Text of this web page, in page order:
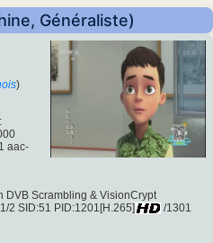
Généraliste)
)
:
aac-
DVB Scrambling & VisionCrypt
2 SID:51 PID:1201[H.265]
/1301